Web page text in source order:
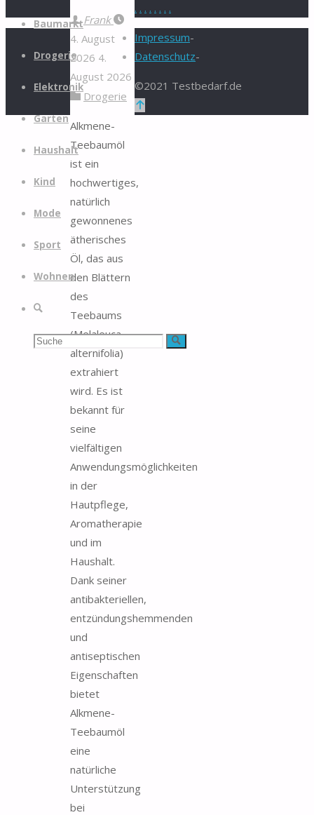
Zum
springen
Baumarkt
Drogerie
Elektronik
Garten
Haushalt
Kind
Mode
Sport
Wohnen
Suchen Suche
Frank
4. August
2026 4.
August 2026
Drogerie
Alkmene-
Teebaumöl
ist ein
hochwertiges,
natürlich
gewonnenes
ätherisches
Öl, das aus
den Blättern
des
Teebaums
(Melaleuca
alternifolia)
extrahiert
wird. Es ist
bekannt für
seine
vielfältigen
Anwendungsmöglichkeiten
in der
Hautpflege,
Aromatherapie
und im
Haushalt.
Dank seiner
antibakteriellen,
entzündungshemmenden
und
antiseptischen
Eigenschaften
bietet
Alkmene-
Teebaumöl
eine
natürliche
Unterstützung
bei
. . . . . . . .
Impressum-
Datenschutz-
©2021 Testbedarf.de
Zurück